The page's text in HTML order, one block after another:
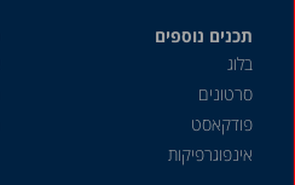
תכנים נוספים
בלוג
סרטונים
פודקאסט
אינפוגרפיקות